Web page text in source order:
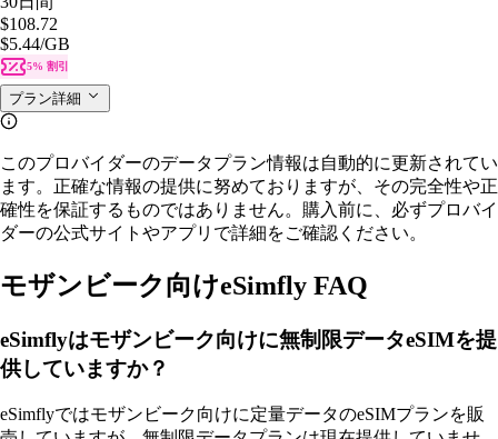
$108.72
$5.44/GB
5% 割引
プラン詳細
このプロバイダーのデータプラン情報は自動的に更新されてい
ます。正確な情報の提供に努めておりますが、その完全性や正
確性を保証するものではありません。購入前に、必ずプロバイ
ダーの公式サイトやアプリで詳細をご確認ください。
モザンビーク向けeSimfly FAQ
eSimflyはモザンビーク向けに無制限データeSIMを提
供していますか？
eSimflyではモザンビーク向けに定量データのeSIMプランを販